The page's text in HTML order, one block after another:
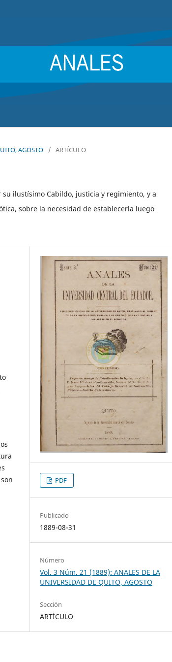
AGOSTO / ARTÍCULO
ilustísimo Cabildo, justicia y regimiento, y a
sobre la necesidad de establecerla luego
PDF
Publicado
1889-08-31
Número
Vol. 3 Núm. 21 (1889): ANALES DE LA
UNIVERSIDAD DE QUITO, AGOSTO
Sección
ARTÍCULO